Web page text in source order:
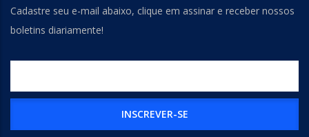
Cadastre seu e-mail abaixo, clique em assinar e receber nossos
boletins diariamente!